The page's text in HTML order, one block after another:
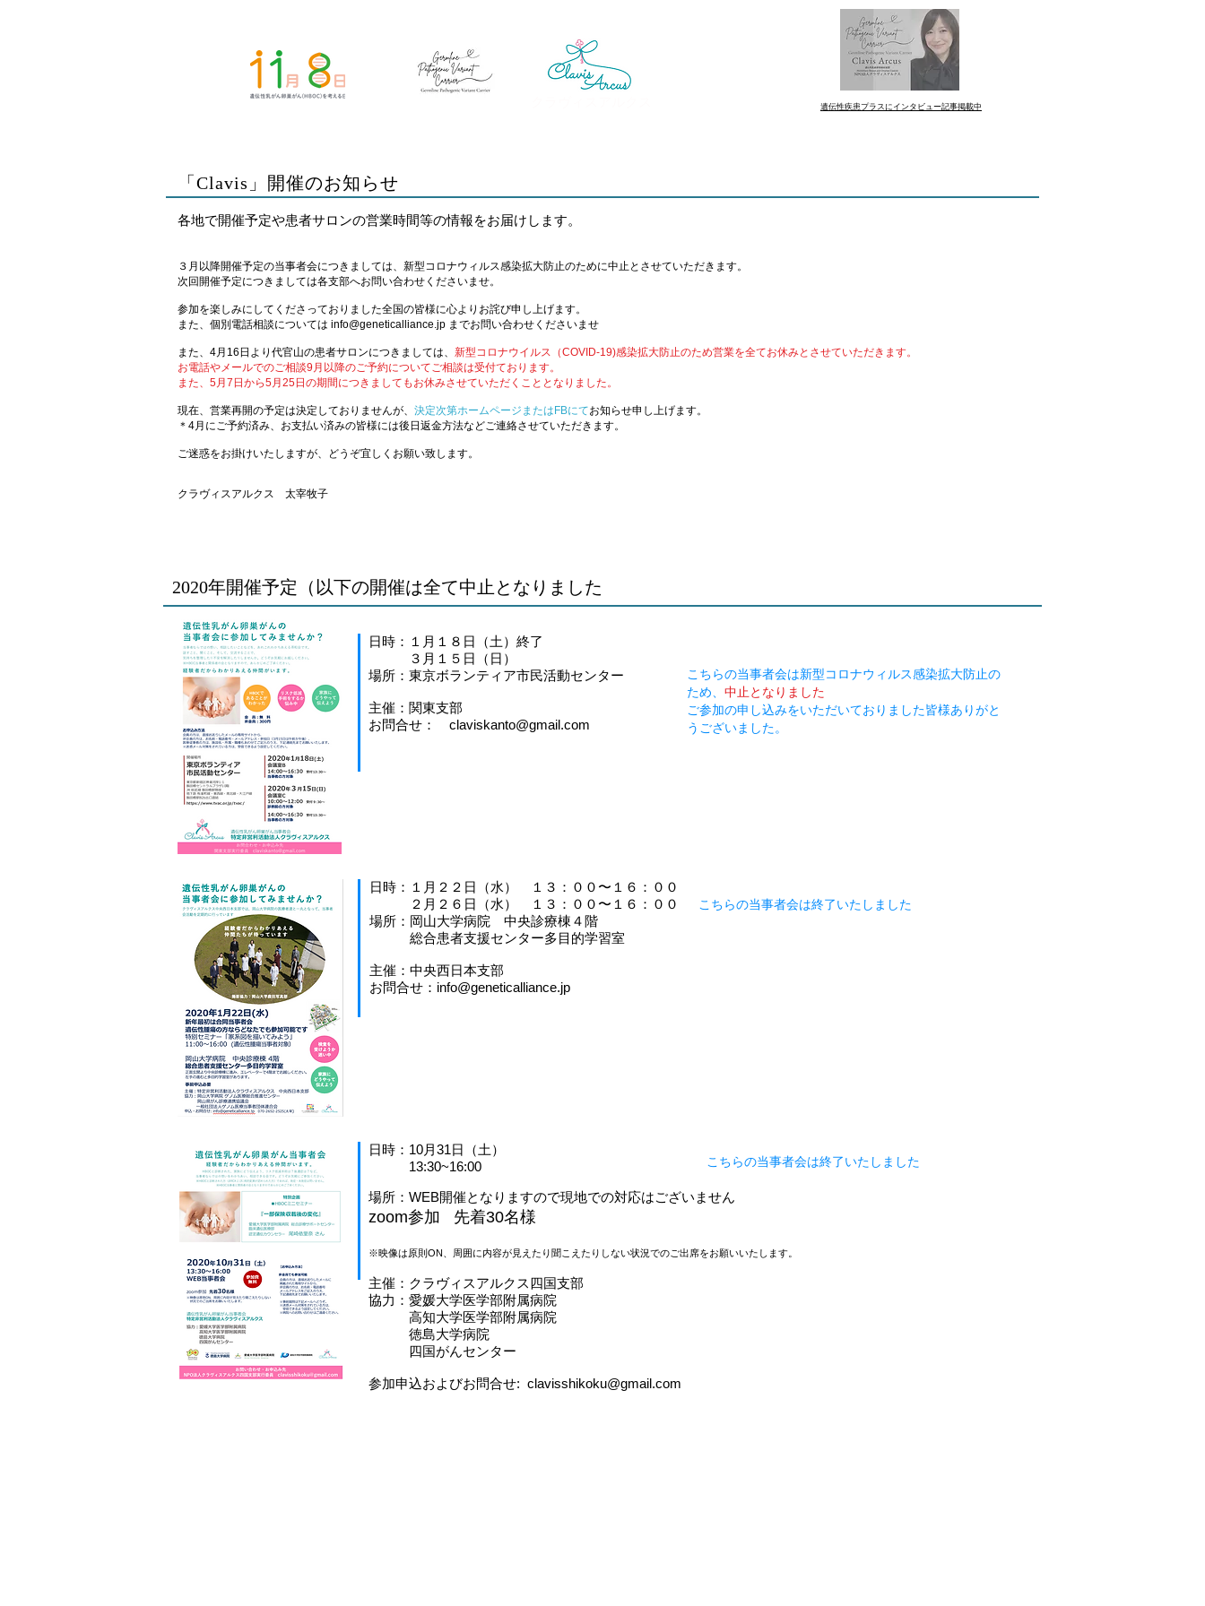
遺伝性疾患プラスにインタビュー記事掲載中
「Clavis」開催のお知らせ
各地で開催予定や患者サロンの営業時間等の情報をお届けします。
３月以降開催予定の当事者会につきましては、新型コロナウィルス感染拡大防止のために中止とさせていただきます。
次回開催予定につきましては各支部へお問い合わせくださいませ。
参加を楽しみにしてくださっておりました全国の皆様に心よりお詫び申し上げます。
また、個別電話相談については info@geneticalliance.jp までお問い合わせくださいませ
また、4月16日より代官山の患者サロンにつきましては、 新型コロナウイルス（COVID-19)感染拡大防止のため営業を全てお休みとさせていただきます。
お電話やメールでのご相談9月以降のご予約についてご相談は受付ております。
また、5月7日から5月25日の期間につきましてもお休みさせていただくこととなりました。
現在、営業再開の予定は決定しておりませんが、 決定次第ホームページまたはFBにてお知らせ申し上げます。
​＊4月にご予約済み、お支払い済みの皆様には後日返金方法などご連絡させていただきます。
ご迷惑をお掛けいたしますが、どうぞ宜しくお願い致します。
クラヴィスアルクス 太宰牧子
2020年開催予定（以下の開催は全て中止となりました
日時：１月１８日（土）終了
３月１５日（日）
場所：東京ボランティア市民活動センター
​主催：関東支部
お問合せ： claviskanto@gmail.com
こちらの当事者会は新型コロナウィルス感染拡大防止の
ため、 中止となりました
​ご参加の申し込みをいただいておりました皆様ありがと
うございました。
日時：１月２２日（水） １３：００〜１６：００
２月２６日（水） １３：００〜１６：００
場所：岡山大学病院 中央診療棟４階
総合患者支援センター多目的学習室
​主催：中央西日本支部
お問合せ：info@geneticalliance.jp
こちらの当事者会は終了いたしました
日時：10月31日（土）
13:30~16:00
場所：WEB開催となりますので現地での対応はございません
zoom参加 先着30名様
※映像は原則ON、周囲に内容が見えたり聞こえたりしない状況でのご出席をお願いいたします。
​主催：クラヴィスアルクス四国支部
協力：愛媛大学医学部附属病院
高知大学医学部附属病院
徳島大学病院
​ 四国がんセンター
参加申込およびお問合せ: clavisshikoku@gmail.com
こちらの当事者会は終了いたしました